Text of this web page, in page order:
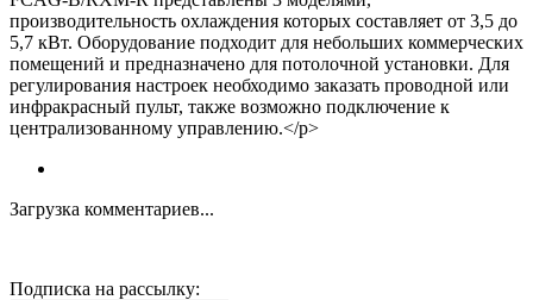
производительность охлаждения которых составляет от 3,5 до
5,7 кВт. Оборудование подходит для небольших коммерческих
помещений и предназначено для потолочной установки. Для
регулирования настроек необходимо заказать проводной или
инфракрасный пульт, также возможно подключение к
централизованному управлению.</p>
Загрузка комментариев...
Подписка на рассылку: